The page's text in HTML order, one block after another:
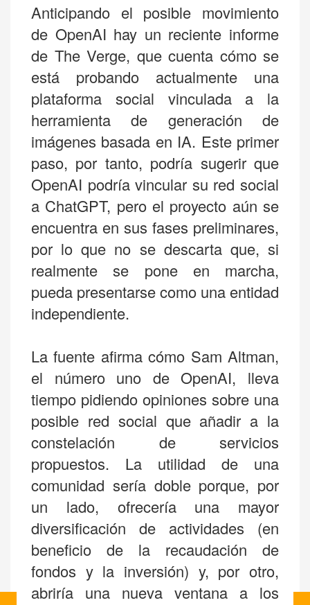
Anticipando el posible movimiento
de OpenAI hay un reciente informe
de The Verge, que cuenta cómo se
está probando actualmente una
plataforma social vinculada a la
herramienta de generación de
imágenes basada en IA. Este primer
paso, por tanto, podría sugerir que
OpenAI podría vincular su red social
a ChatGPT, pero el proyecto aún se
encuentra en sus fases preliminares,
por lo que no se descarta que, si
realmente se pone en marcha,
pueda presentarse como una entidad
independiente.
La fuente afirma cómo Sam Altman,
el número uno de OpenAI, lleva
tiempo pidiendo opiniones sobre una
posible red social que añadir a la
constelación de servicios
propuestos. La utilidad de una
comunidad sería doble porque, por
un lado, ofrecería una mayor
diversificación de actividades (en
beneficio de la recaudación de
fondos y la inversión) y, por otro,
abriría una nueva ventana a los